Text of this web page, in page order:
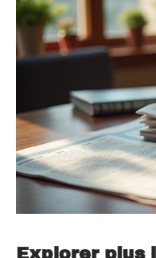
Explorer plus